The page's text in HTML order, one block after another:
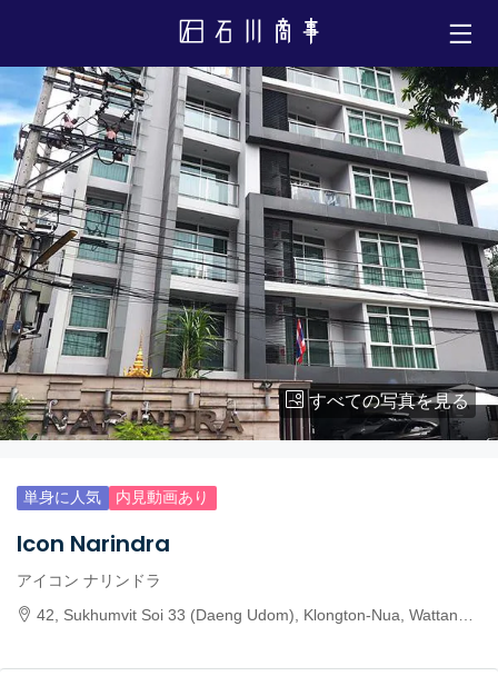
すべての写真を見る
単身に人気 内見動画あり
Icon Narindra
アイコン ナリンドラ
42, Sukhumvit Soi 33 (Daeng Udom), Klongton-Nua, Wattana, Bangkok 10110, Thailand